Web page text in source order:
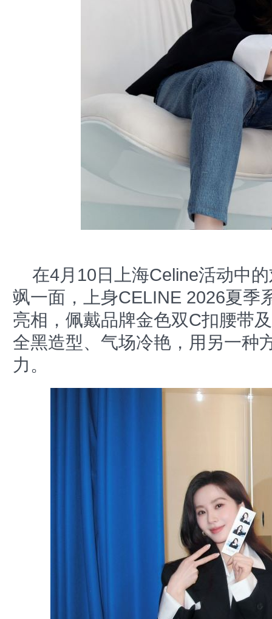
在4月10日上海Celine活动中
飒一面，上身CELINE 2026夏季
亮相，佩戴品牌金色双C扣腰带
全黑造型、气场冷艳，用另一种
力。